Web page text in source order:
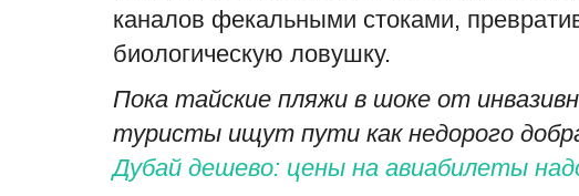
каналов фекальными стоками,
биологическую ловушку.
Пока тайские пляжи в шоке от
туристы ищут пути как недорого
Дубай дешево: цены на авиабилеты